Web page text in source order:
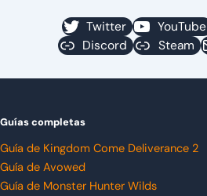
Twitter YouTube
Discord
Steam
Guías completas
Guía de Kingdom Come Deliverance 2
Guía de Avowed
Guía de Monster Hunter Wilds